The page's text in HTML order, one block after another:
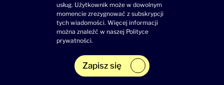
usług. Użytkownik może w dowolnym
momencie zrezygnować z subskrypcji
tych wiadomości. Więcej informacji
można znaleźć w naszej Polityce
prywatności.
Zapisz się